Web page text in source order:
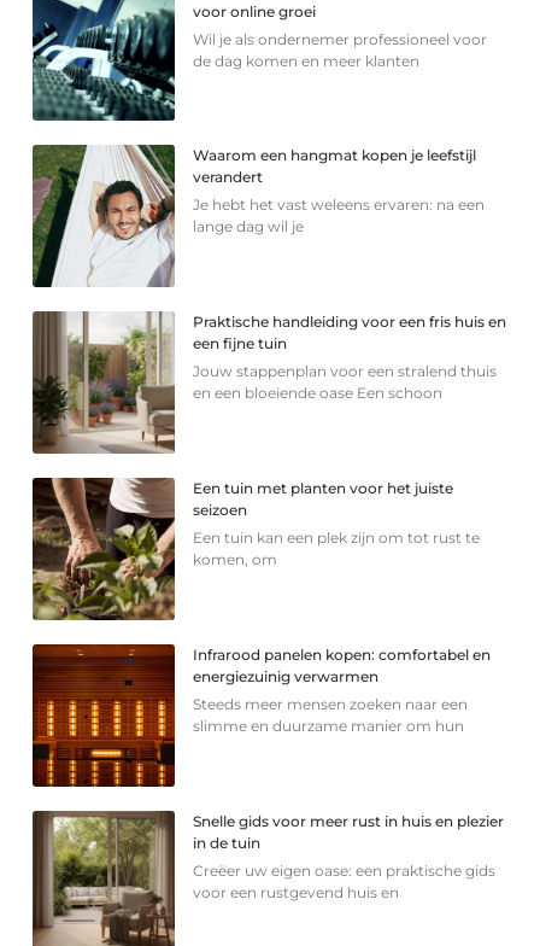
voor online groei
Wil je als ondernemer professioneel voor
de dag komen en meer klanten
Waarom een hangmat kopen je leefstijl
verandert
Je hebt het vast weleens ervaren: na een
lange dag wil je
Praktische handleiding voor een fris huis en
een fijne tuin
Jouw stappenplan voor een stralend thuis
en een bloeiende oase Een schoon
Een tuin met planten voor het juiste
seizoen
Een tuin kan een plek zijn om tot rust te
komen, om
Infrarood panelen kopen: comfortabel en
energiezuinig verwarmen
Steeds meer mensen zoeken naar een
slimme en duurzame manier om hun
Snelle gids voor meer rust in huis en plezier
in de tuin
Creëer uw eigen oase: een praktische gids
voor een rustgevend huis en